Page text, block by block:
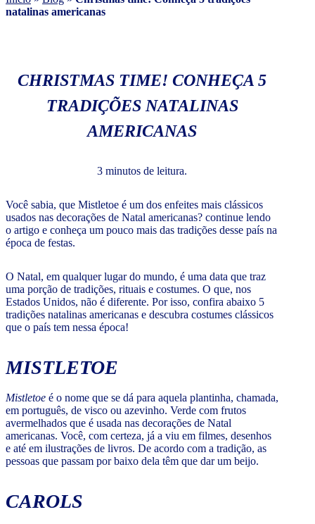
natalinas americanas
CHRISTMAS TIME! CONHEÇA 5
TRADIÇÕES NATALINAS
AMERICANAS
3 minutos de leitura.
Você sabia, que Mistletoe é um dos enfeites mais clássicos
usados nas decorações de Natal americanas? continue lendo
o artigo e conheça um pouco mais das tradições desse país na
época de festas.
O Natal, em qualquer lugar do mundo, é uma data que traz
uma porção de tradições, rituais e costumes. O que, nos
Estados Unidos, não é diferente. Por isso, confira abaixo 5
tradições natalinas americanas e descubra costumes clássicos
que o país tem nessa época!
MISTLETOE
Mistletoe é o nome que se dá para aquela plantinha, chamada,
em português, de visco ou azevinho. Verde com frutos
avermelhados que é usada nas decorações de Natal
americanas. Você, com certeza, já a viu em filmes, desenhos
e até em ilustrações de livros. De acordo com a tradição, as
pessoas que passam por baixo dela têm que dar um beijo.
CAROLS